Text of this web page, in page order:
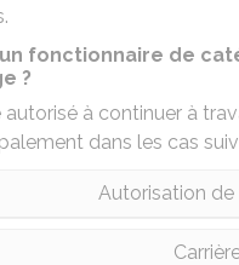
un fonctionnaire de
?
à continuer à
dans les cas
Autorisation de